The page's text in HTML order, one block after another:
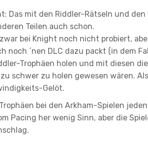
Das mit den Riddler-Rätseln und
Teilen auch schon.
zwar bei Knight noch nicht probiert,
noch ´nen DLC dazu packt (in dem
Trophäen holen und mit diesen
schwer zu holen gewesen wären.
Gelöt.
bei den Arkham-Spielen
Pacing her wenig Sinn, aber die